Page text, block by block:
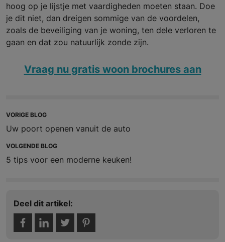
hoog op je lijstje met vaardigheden moeten staan. Doe
je dit niet, dan dreigen sommige van de voordelen,
zoals de beveiliging van je woning, ten dele verloren te
gaan en dat zou natuurlijk zonde zijn.
Vraag nu gratis woon brochures aan
VORIGE BLOG
Uw poort openen vanuit de auto
VOLGENDE BLOG
5 tips voor een moderne keuken!
Deel dit artikel: